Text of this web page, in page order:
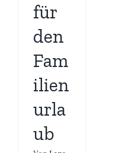
für
den
Fam
ilien
urla
ub